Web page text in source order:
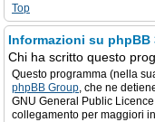
Top
Informazioni su phpBB
Chi ha scritto questo
Questo programma (nella
phpBB Group, che ne
GNU General Public
collegamento per maggiori